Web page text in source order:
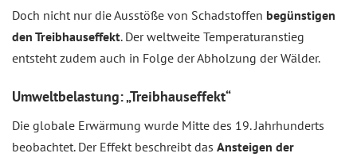
Doch nicht nur die Ausstöße von Schadstoffen begünstigen
den Treibhauseffekt. Der weltweite Temperaturanstieg
entsteht zudem auch in Folge der Abholzung der Wälder.
Umweltbelastung: „Treibhauseffekt“
Die globale Erwärmung wurde Mitte des 19. Jahrhunderts
beobachtet. Der Effekt beschreibt das Ansteigen der